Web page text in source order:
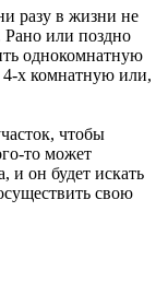
разу в жизни не
или поздно
однокомнатную
х комнатную или,
чтобы
то может
и он будет искать
свою